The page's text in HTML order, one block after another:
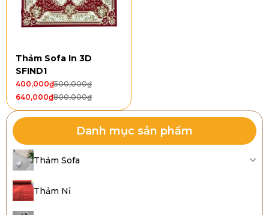
Danh mục sản phẩm
Thảm Sofa
Thảm Nỉ
Thảm Sofa In 3D
SFIND1
500,000₫
400,000₫
800,000₫
640,000₫